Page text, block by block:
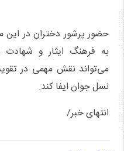
حضور پرشور دختران در این
به فرهنگ ایثار و شهادت
می‌تواند نقش مهمی در
نسل جوان ایفا کند.
انتهای خبر/